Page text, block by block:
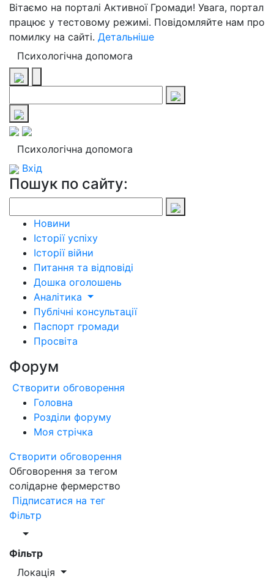
Вітаємо на порталі Активної Громади! Увага, портал
працює у тестовому режимі. Повідомляйте нам про
помилку на сайті. Детальніше
Психологічна допомога
Психологічна допомога
Вхід
Пошук по сайту:
Новини
Історії успіху
Історії війни
Питання та відповіді
Дошка оголошень
Аналітика
Публічні консультації
Паспорт громади
Просвіта
Форум
Створити обговорення
Головна
Розділи форуму
Моя стрічка
Створити обговорення
Обговорення за тегом
солідарне фермерство
Підписатися на тег
Фільтр
Фільтр
Локація